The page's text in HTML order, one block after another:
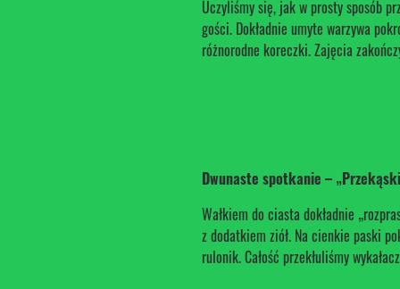
Uczyliśmy się, jak w prosty sposób
gości. Dokładnie umyte warzywa
różnorodne koreczki. Zajęcia
Dwunaste spotkanie –
Wałkiem do ciasta dokładnie
z dodatkiem ziół. Na cienkie paski
rulonik. Całość przekłuliśmy